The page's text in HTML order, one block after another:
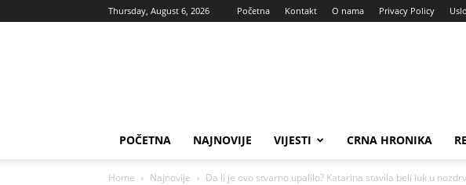
Thursday, August 6, 2026 Početna Kontakt O nama Privacy Policy
POČETNA NAJNOVIJE VIJESTI CRNA HRONIKA
Home Najnovije Da li je ovo stvarno upalilo? Katarina stavila beli luk u